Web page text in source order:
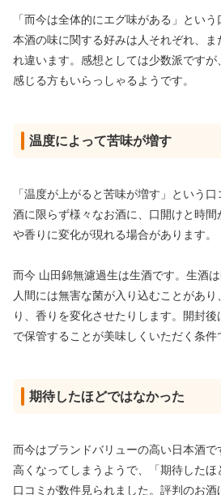
「而今は全体的にエグ味がある」とい
本酒の味に関する好みは人それぞれ、
れ違います。感想としては少数派ですが
感じる方もいらっしゃるようです。
温度によって苦味が増す
「温度が上がると苦味が増す」という
酒に限らず様々なお酒に、口開けと時
や香りに変化が現れる場合があります。
而今 山田錦無濾過生は生酒です。生酒
人間には無害な菌が入り込むことがあ
り、香りを変化させたりします。開封
で保管することが美味しくいただく条件
期待したほどではなかった
而今はブランドバリューの高い日本酒
高くなってしまうようで、「期待したほ
口コミが数件見られました。評判のお